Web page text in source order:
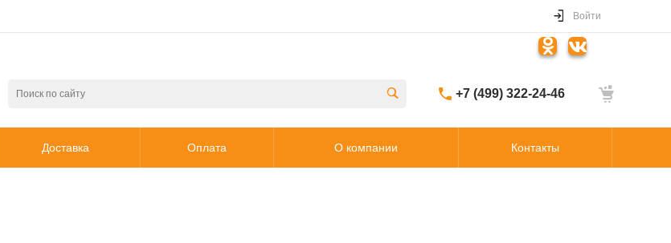
Войти
+7 (499) 322-24-46
Доставка Оплата О компании Контакты